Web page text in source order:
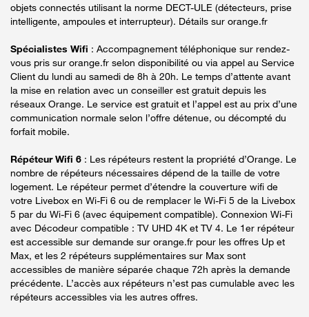
objets connectés utilisant la norme DECT-ULE (détecteurs, prise
intelligente, ampoules et interrupteur). Détails sur orange.fr
Spécialistes Wifi : Accompagnement téléphonique sur rendez-
vous pris sur orange.fr selon disponibilité ou via appel au Service
Client du lundi au samedi de 8h à 20h. Le temps d’attente avant
la mise en relation avec un conseiller est gratuit depuis les
réseaux Orange. Le service est gratuit et l’appel est au prix d’une
communication normale selon l’offre détenue, ou décompté du
forfait mobile.
Répéteur Wifi 6 : Les répéteurs restent la propriété d’Orange. Le
nombre de répéteurs nécessaires dépend de la taille de votre
logement. Le répéteur permet d’étendre la couverture wifi de
votre Livebox en Wi-Fi 6 ou de remplacer le Wi-Fi 5 de la Livebox
5 par du Wi-Fi 6 (avec équipement compatible). Connexion Wi-Fi
avec Décodeur compatible : TV UHD 4K et TV 4. Le 1er répéteur
est accessible sur demande sur orange.fr pour les offres Up et
Max, et les 2 répéteurs supplémentaires sur Max sont
accessibles de manière séparée chaque 72h après la demande
précédente. L’accès aux répéteurs n’est pas cumulable avec les
répéteurs accessibles via les autres offres.